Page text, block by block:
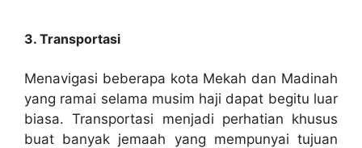
3. Transportasi
Menavigasi beberapa kota Mekah dan Madinah
yang ramai selama musim haji dapat begitu luar
biasa. Transportasi menjadi perhatian khusus
buat banyak jemaah yang mempunyai tujuan